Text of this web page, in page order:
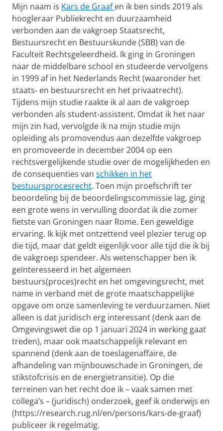
Mijn naam is Kars de Graafen ik ben sinds 2019 als
hoogleraar Publiekrecht en duurzaamheid
verbonden aan de vakgroep Staatsrecht,
Bestuursrecht en Bestuurskunde (SBB) van de
Faculteit Rechtsgeleerdheid. Ik ging in Groningen
naar de middelbare school en studeerde vervolgens
in 1999 af in het Nederlands Recht (waaronder het
staats- en bestuursrecht en het privaatrecht).
Tijdens mijn studie raakte ik al aan de vakgroep
verbonden als student-assistent. Omdat ik het naar
mijn zin had, vervolgde ik na mijn studie mijn
opleiding als promovendus aan dezelfde vakgroep
en promoveerde in december 2004 op een
rechtsvergelijkende studie over de mogelijkheden en
de consequenties van schikken in het
bestuursprocesrecht. Toen mijn proefschrift ter
beoordeling bij de beoordelingscommissie lag, ging
een grote wens in vervulling doordat ik die zomer
fietste van Groningen naar Rome. Een geweldige
ervaring. Ik kijk met ontzettend veel plezier terug op
die tijd, maar dat geldt eigenlijk voor alle tijd die ik bij
de vakgroep spendeer. Als wetenschapper ben ik
geïnteresseerd in het algemeen
bestuurs(proces)recht en het omgevingsrecht, met
name in verband met de grote maatschappelijke
opgave om onze samenleving te verduurzamen. Niet
alleen is dat juridisch erg interessant (denk aan de
Omgevingswet die op 1 januari 2024 in werking gaat
treden), maar ook maatschappelijk relevant en
spannend (denk aan de toeslagenaffaire, de
afhandeling van mijnbouwschade in Groningen, de
stikstofcrisis en de energietransitie). Op die
terreinen van het recht doe ik – vaak samen met
collega’s – (juridisch) onderzoek, geef ik onderwijs en
(https://research.rug.nl/en/persons/kars-de-graaf)
publiceer ik regelmatig.